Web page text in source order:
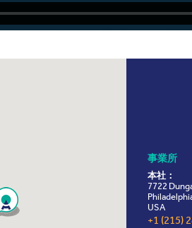
事業所
本社：
7722
USA
+1 (215)